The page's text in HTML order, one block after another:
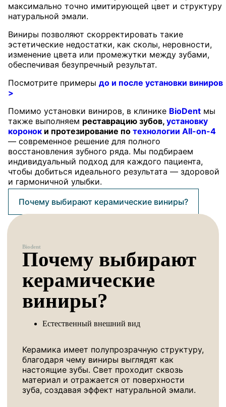
максимально точно имитирующей цвет и структуру
натуральной эмали.
Виниры позволяют скорректировать такие
эстетические недостатки, как сколы, неровности,
изменение цвета или промежутки между зубами,
обеспечивая безупречный результат.
Посмотрите примеры до и после установки виниров
>
Помимо установки виниров, в клинике BioDent мы
также выполняем реставрацию зубов, установку
коронок и протезирование по технологии All-on-4
— современное решение для полного
восстановления зубного ряда. Мы подбираем
индивидуальный подход для каждого пациента,
чтобы добиться идеального результата — здоровой
и гармоничной улыбки.
Почему выбирают керамические виниры?
Biodent
Почему выбирают
керамические
виниры?
Естественный внешний вид
Керамика имеет полупрозрачную структуру,
благодаря чему виниры выглядят как
настоящие зубы. Свет проходит сквозь
материал и отражается от поверхности
зуба, создавая эффект натуральной эмали.